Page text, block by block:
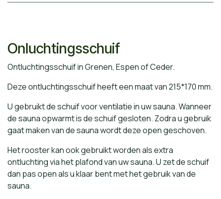
Onluchtingsschuif​
Ontluchtingsschuif in Grenen, Espen of Ceder.
Deze ontluchtingsschuif heeft een maat van 215*170 mm.
U gebruikt de schuif voor ventilatie in uw sauna. Wanneer
de sauna opwarmt is de schuif gesloten. Zodra u gebruik
gaat maken van de sauna wordt deze open geschoven.
Het rooster kan ook gebruikt worden als extra
ontluchting via het plafond van uw sauna. U zet de schuif
dan pas open als u klaar bent met het gebruik van de
sauna.